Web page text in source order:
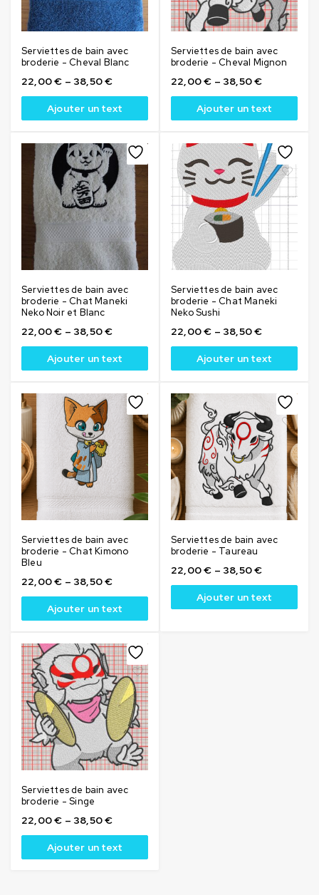
Serviettes de bain avec
broderie - Cheval Blanc
22,00€ – 38,50€
Ajouter un text
Serviettes de bain avec
broderie - Cheval Mignon
22,00€ – 38,50€
Ajouter un text
Serviettes de bain avec
broderie - Chat Maneki
Neko Noir et Blanc
22,00€ – 38,50€
Ajouter un text
Serviettes de bain avec
broderie - Chat Maneki
Neko Sushi
22,00€ – 38,50€
Ajouter un text
Serviettes de bain avec
broderie - Chat Kimono
Bleu
22,00€ – 38,50€
Ajouter un text
Serviettes de bain avec
broderie - Taureau
22,00€ – 38,50€
Ajouter un text
Serviettes de bain avec
broderie - Singe
22,00€ – 38,50€
Ajouter un text